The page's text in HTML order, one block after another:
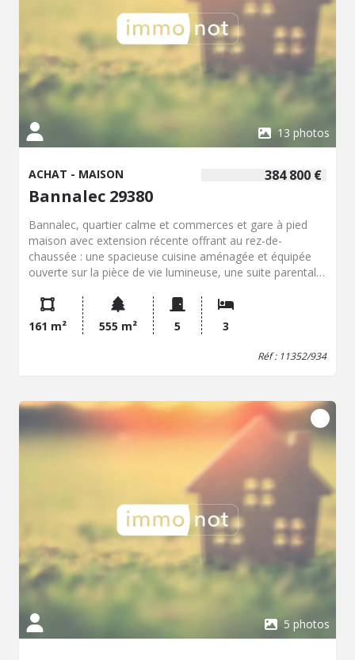
13 photos
384 800 €
ACHAT - MAISON
Bannalec 29380
Bannalec, quartier calme et commerces et gare à pied
maison avec extension récente offrant au rez-de-
chaussée : une spacieuse cuisine aménagée et équipée
ouverte sur la pièce de vie lumineuse, une suite parentale,
parentale et deuxième étage une chambre avec salle
d'eau et wc. Retrouvez également demi niveau vous
offrant une salle tv/bureau. Un terrain de 555m² clos avec
161 m² 555 m² 5 3
Réf : 11352/934
5 photos